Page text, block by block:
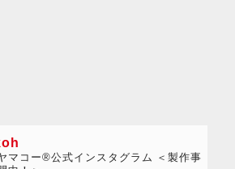
マコー®公式インスタグラム ＜製作事